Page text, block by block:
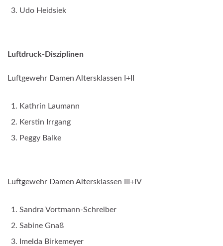
Udo Heidsiek
Luftdruck-Disziplinen
Luftgewehr Damen Altersklassen I+II
Kathrin Laumann
Kerstin Irrgang
Peggy Balke
Luftgewehr Damen Altersklassen III+IV
Sandra Vortmann-Schreiber
Sabine Gnaß
Imelda Birkemeyer